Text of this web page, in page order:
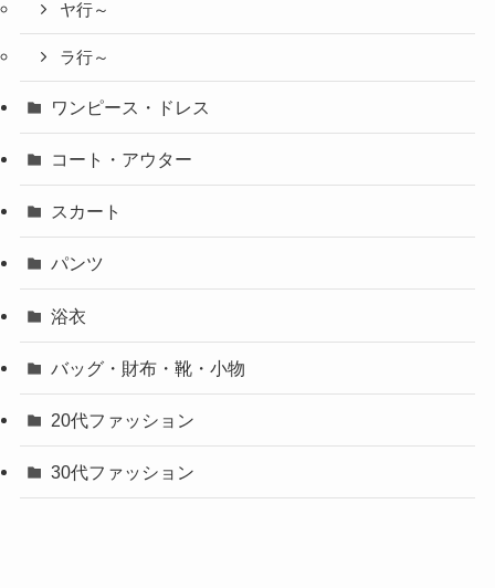
ヤ行～
ラ行～
ワンピース・ドレス
コート・アウター
スカート
パンツ
浴衣
バッグ・財布・靴・小物
20代ファッション
30代ファッション